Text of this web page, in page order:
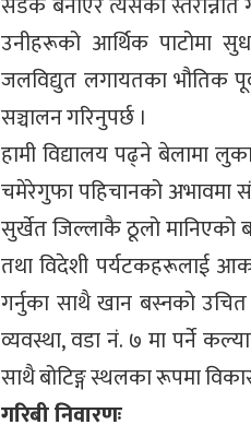
उनीहरूको आर्थिक पाटोमा
जलविद्युत लगायतका भौतिक
सञ्चालन गरिनुपर्छ ।
हामी विद्यालय पढ्ने बेलामा
चमेरेगुफा पहिचानको अभावमा
सुर्खेत जिल्लाकै ठूलो मानिएको
तथा विदेशी पर्यटकहरूलाई
गर्नुका साथै खान बस्नको उचित
व्यवस्था, वडा नं. ७ मा पर्ने
साथै बोटिङ्ग स्थलका रूपमा
गरिबी निवारणः